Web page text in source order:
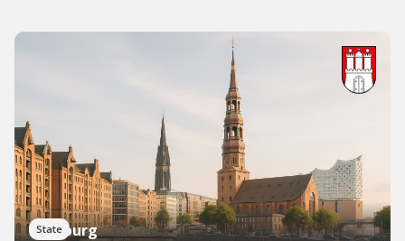
State
Hamburg